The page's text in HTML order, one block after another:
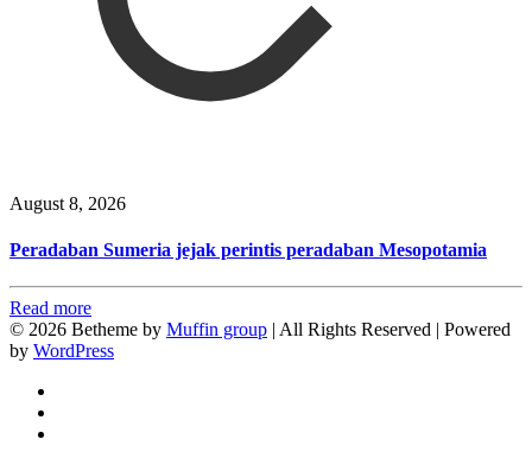
August 8, 2026
Peradaban Sumeria jejak perintis peradaban Mesopotamia
Read more
© 2026 Betheme by Muffin group | All Rights Reserved | Powered
by WordPress